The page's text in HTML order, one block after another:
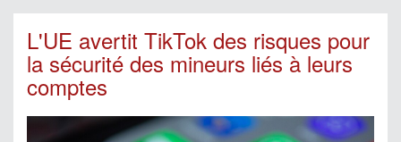
L'UE avertit TikTok des risques pour
la sécurité des mineurs liés à leurs
comptes